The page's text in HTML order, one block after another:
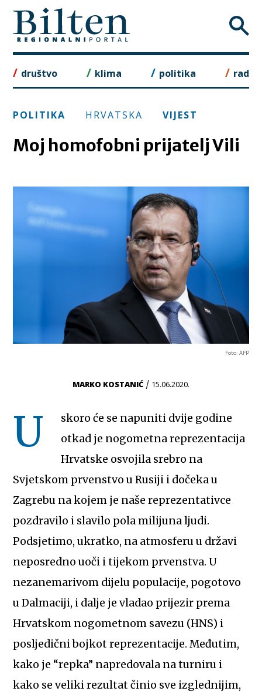
to
content
društvo klima politika rad
POLITIKA HRVATSKA VIJEST
Moj homofobni prijatelj Vili
Foto: AFP
MARKO KOSTANIĆ / 15.06.2020.
U
skoro će se napuniti dvije godine
otkad je nogometna reprezentacija
Hrvatske osvojila srebro na
Svjetskom prvenstvo u Rusiji i dočeka u
Zagrebu na kojem je naše reprezentativce
pozdravilo i slavilo pola milijuna ljudi.
Podsjetimo, ukratko, na atmosferu u državi
neposredno uoči i tijekom prvenstva. U
nezanemarivom dijelu populacije, pogotovo
u Dalmaciji, i dalje je vladao prijezir prema
Hrvatskom nogometnom savezu (HNS) i
posljedični bojkot reprezentacije. Međutim,
kako je “repka” napredovala na turniru i
kako se veliki rezultat činio sve izglednijim,